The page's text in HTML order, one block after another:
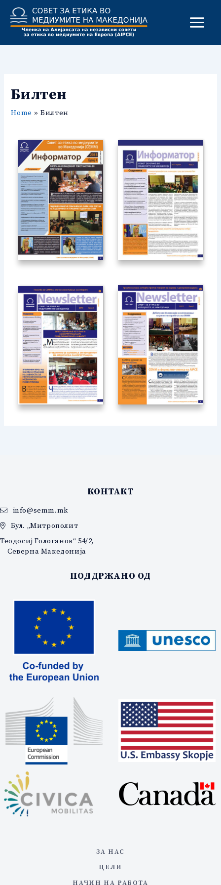
content
Билтен
Home Билтен
КОНТАКТ
info@semm.mk
Бул. „Митрополит
Теодосиј Гологанов“ 54/2,
Северна Македонија
ПОДДРЖАНО ОД
ЗА НАС
ЦЕЛИ
НАЧИН НА РАБОТА